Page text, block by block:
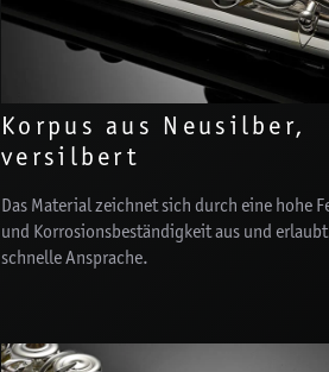
Korpus aus Neusilber,
versilbert
Das Material zeichnet sich durch eine hohe
und Korrosionsbeständigkeit aus und
schnelle Ansprache.